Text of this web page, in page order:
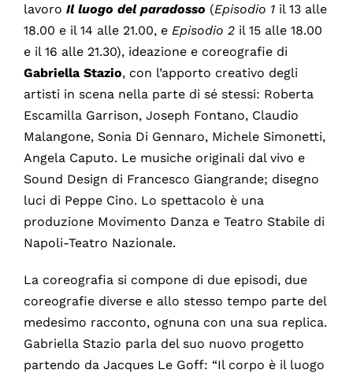
lavoro Il luogo del paradosso (Episodio 1il 13 alle
18.00 e il 14 alle 21.00, e Episodio 2il 15 alle 18.00
e il 16 alle 21.30), ideazione e coreografie di
Gabriella Stazio, con l’apporto creativo degli
artisti in scena nella parte di sé stessi: Roberta
Escamilla Garrison, Joseph Fontano, Claudio
Malangone, Sonia Di Gennaro, Michele Simonetti,
Angela Caputo. Le musiche originali dal vivo e
Sound Design di Francesco Giangrande; disegno
luci di Peppe Cino. Lo spettacolo è una
produzione Movimento Danza e Teatro Stabile di
Napoli-Teatro Nazionale.
La coreografia si compone di due episodi, due
coreografie diverse e allo stesso tempo parte del
medesimo racconto, ognuna con una sua replica.
Gabriella Stazio parla del suo nuovo progetto
partendo da Jacques Le Goff: “Il corpo è il luogo